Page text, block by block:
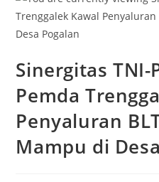
Sinergitas TNI-
Pemda
Penyaluran
Mampu di